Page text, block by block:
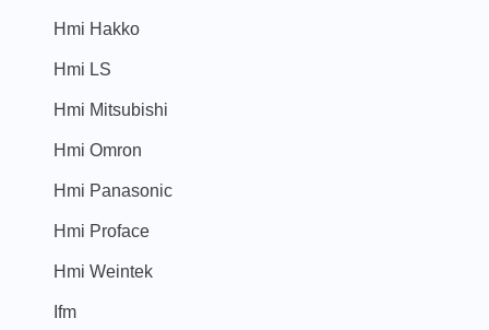
Hmi Hakko
Hmi LS
Hmi Mitsubishi
Hmi Omron
Hmi Panasonic
Hmi Proface
Hmi Weintek
Ifm